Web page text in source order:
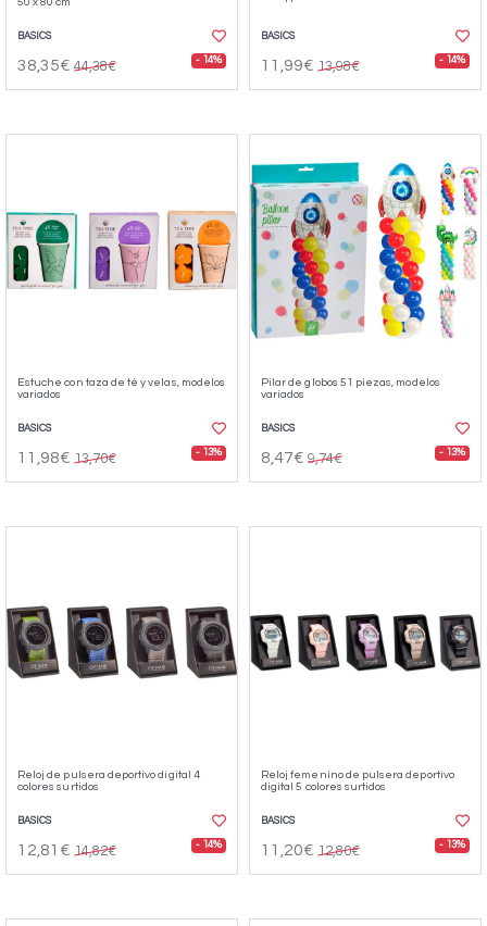
BASICS
38,35€ 44,38€ - 14%
BASICS
11,99€ 13,98€ - 14%
Estuche con taza de té y velas, modelos
variados
BASICS
11,98€ 13,70€ - 13%
Pilar de globos 51 piezas, modelos
variados
BASICS
8,47€ 9,74€ - 13%
Reloj de pulsera deportivo digital 4
colores surtidos
BASICS
12,81€ 14,82€ - 14%
Reloj femenino de pulsera deportivo
digital 5 colores surtidos
BASICS
11,20€ 12,80€ - 13%